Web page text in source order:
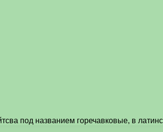
под названием горечавковые, в